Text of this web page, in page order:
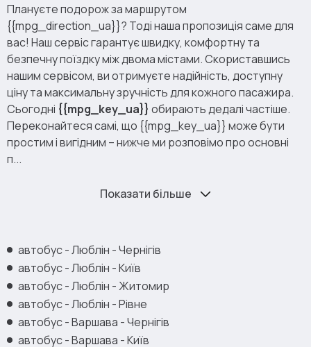
Плануєте подорож за маршрутом
{{mpg_direction_ua}}? Тоді наша пропозиція саме для
вас! Наш сервіс гарантує швидку, комфортну та
безпечну поїздку між двома містами. Скориставшись
нашим сервісом, ви отримуєте надійність, доступну
ціну та максимальну зручність для кожного пасажира.
Сьогодні {{mpg_key_ua}} обирають дедалі частіше.
Переконайтеся самі, що {{mpg_key_ua}} може бути
простим і вигідним – нижче ми розповімо про основні
п...
Показати більше
автобус - Люблін - Чернігів
автобус - Люблін - Київ
автобус - Люблін - Житомир
автобус - Люблін - Рівне
автобус - Варшава - Чернігів
автобус - Варшава - Київ